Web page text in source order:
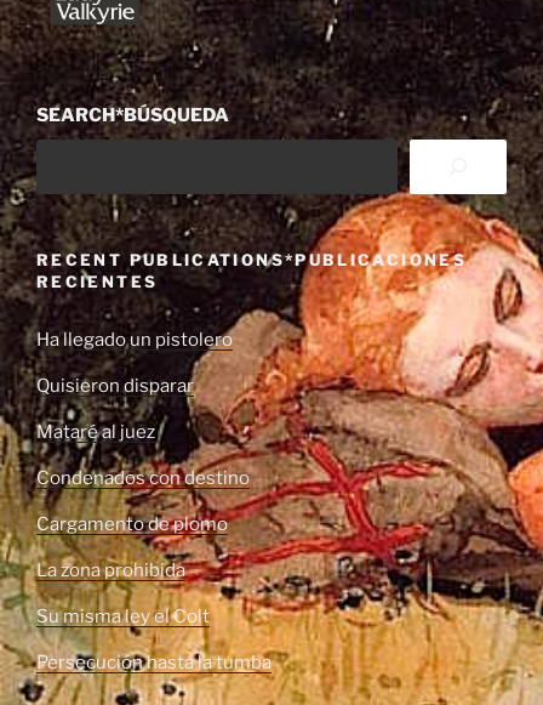
SEARCH*BÚSQUEDA
RECENT PUBLICATIONS*PUBLICACIONES
RECIENTES
Ha llegado un pistolero
Quisieron disparar
Mataré al juez
Condenados con destino
Cargamento de plomo
La zona prohibida
Su misma ley el Colt
Persecución hasta la tumba